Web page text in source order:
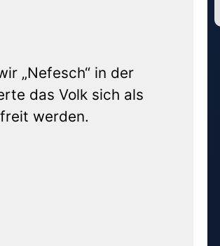
„Nefesch“ in der
das Volk sich als
werden.